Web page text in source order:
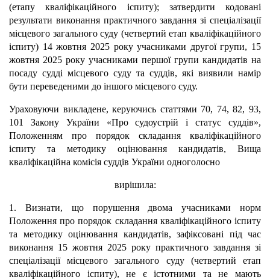
(етапу кваліфікаційного іспиту); затвердити кодовані
результати виконання практичного завдання зі спеціалізації
місцевого загального суду (четвертий етап кваліфікаційного
іспиту) 14 жовтня 2025 року учасниками другої групи, 15
жовтня 2025 року учасниками першої групи кандидатів на
посаду судді місцевого суду та суддів, які виявили намір
бути переведеними до іншого місцевого суду.
Ураховуючи викладене, керуючись статтями 70, 74, 82, 93,
101 Закону України «Про судоустрій і статус суддів»,
Положенням про порядок складання кваліфікаційного
іспиту та методику оцінювання кандидатів, Вища
кваліфікаційна комісія суддів України одноголосно
вирішила:
1. Визнати, що порушення двома учасниками норм
Положення про порядок складання кваліфікаційного іспиту
та методику оцінювання кандидатів, зафіксовані під час
виконання 15 жовтня 2025 року практичного завдання зі
спеціалізації місцевого загального суду (четвертий етап
кваліфікаційного іспиту), не є істотними та не мають